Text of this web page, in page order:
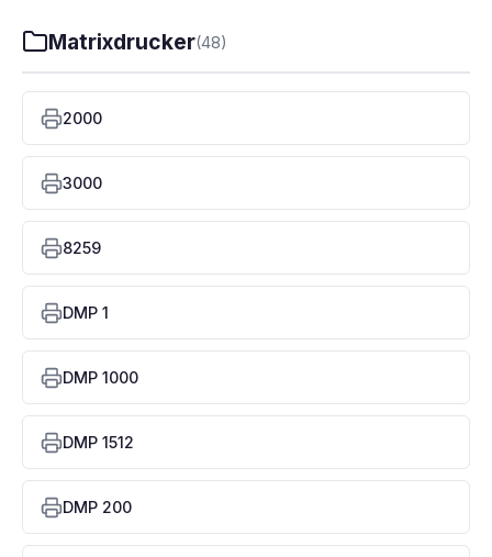
Matrixdrucker(48)
2000
3000
8259
DMP 1
DMP 1000
DMP 1512
DMP 200